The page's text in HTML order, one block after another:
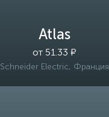
Atlas
от 51.33 ₽
Schneider Electric, Франция